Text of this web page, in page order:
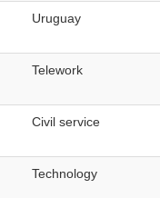
Uruguay
Telework
Civil service
Technology